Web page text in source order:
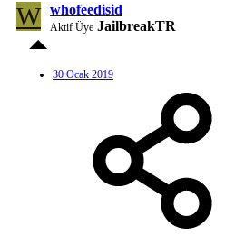
W whofeedisid
Aktif Üye JailbreakTR
30 Ocak 2019